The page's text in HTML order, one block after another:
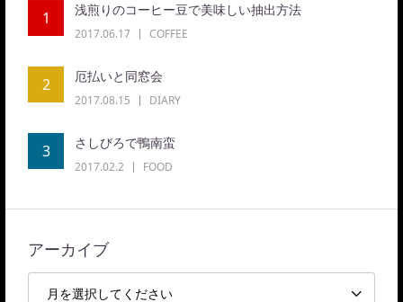
1 浅煎りのコーヒー豆で美味しい抽出方法
2017.06.17 COFFEE
2 厄払いと同窓会
2017.08.15 DIARY
3 さしびろで鴨南蛮
2017.02.2 FOOD
アーカイブ